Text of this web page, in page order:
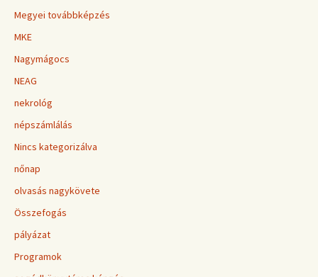
Megyei továbbképzés
MKE
Nagymágocs
NEAG
nekrológ
népszámlálás
Nincs kategorizálva
nőnap
olvasás nagykövete
Összefogás
pályázat
Programok